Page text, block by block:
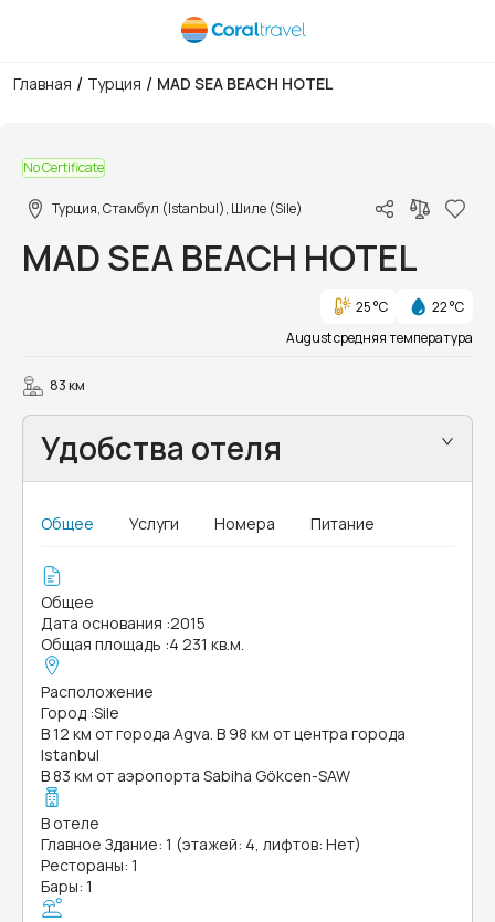
Главная / Турция / MAD SEA BEACH HOTEL
No Certificate
Турция, Стамбул (Istanbul), Шиле (Sile)
MAD SEA BEACH HOTEL
25 °C
22 °C
August средняя температура
83 км
Удобства отеля
Общее Услуги Номера Питание
Общее
Дата основания :2015
Общая площадь :4 231 кв.м.
Расположение
Город :Sile
В 12 км от города Agva. В 98 км от центра города
Istanbul
В 83 км от аэропорта Sabiha Gökcen-SAW
В отеле
Главное Здание: 1 (этажей: 4, лифтов: Нет)
Рестораны: 1
Бары: 1